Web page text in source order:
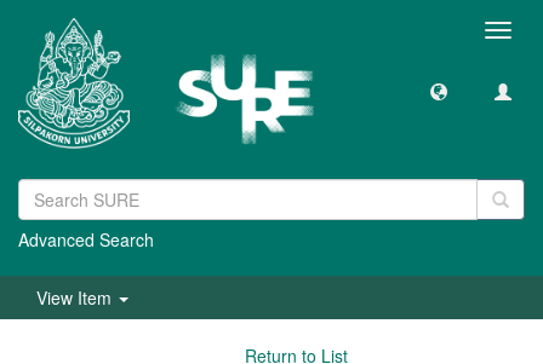
Advanced Search
View Item
Return to List